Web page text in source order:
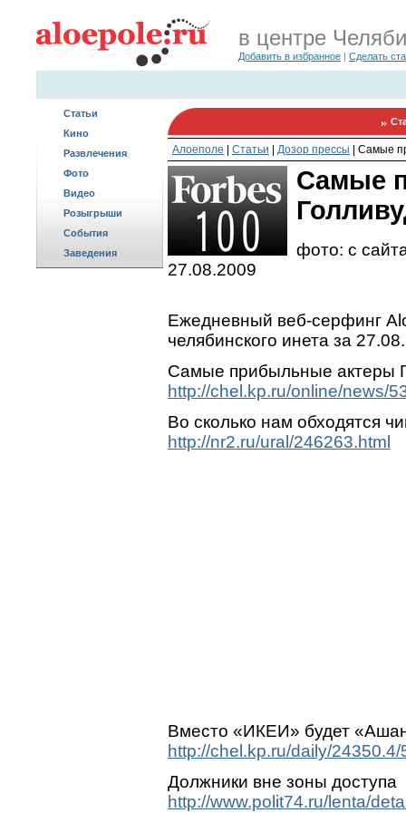
в центре
Добавить в избранное | Сделать
Статьи
Кино
Развлечения
Фото
Видео
Розыгрыши
События
Заведения
Алоеполе Статьи Дозор прессы Самые
Самые
фото: с
27.08.2009
Ежедневный веб-серфинг
челябинского инета за
Самые прибыльные актеры
http://chel.kp.ru/online/news/
Во сколько нам обходятся
http://nr2.ru/ural/246263.html
Вместо «ИКЕИ» будет
http://chel.kp.ru/daily/
Должники вне зоны доступа
http://www.polit74.ru/lenta/